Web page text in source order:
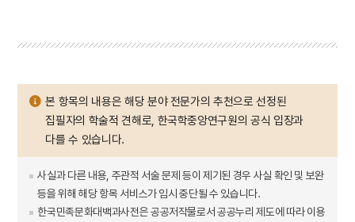
본 항목의 내용은 해당 분야 전문가의 추천으로 선정된
집필자의 학술적 견해로, 한국학중앙연구원의 공식 입장과
다를 수 있습니다.
사실과 다른 내용, 주관적 서술 문제 등이 제기된 경우 사실 확인 및 보완
등을 위해 해당 항목 서비스가 임시 중단될 수 있습니다.
한국민족문화대백과사전은 공공저작물로서 공공누리 제도에 따라 이용